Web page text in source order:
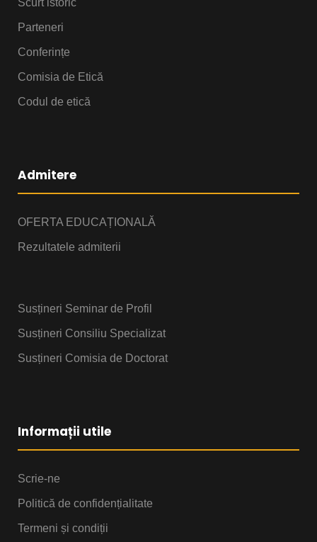
Scurt istoric
Parteneri
Conferințe
Comisia de Etică
Codul de etică
Admitere
OFERTA EDUCAȚIONALĂ
Rezultatele admiterii
Susțineri Seminar de Profil
Susțineri Consiliu Specializat
Susțineri Comisia de Doctorat
Informații utile
Scrie-ne
Politică de confidențialitate
Termeni și condiții